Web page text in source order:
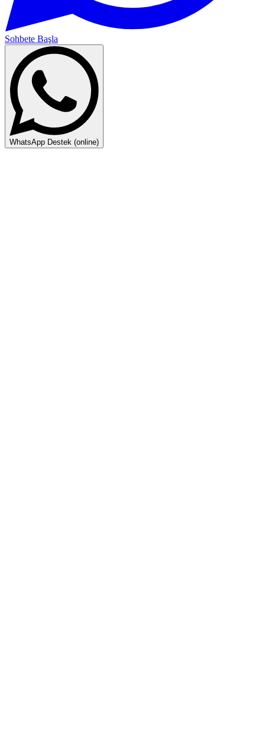
Sohbete Başla
WhatsApp Destek (online)